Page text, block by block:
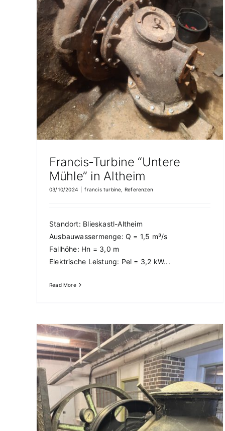
Francis-Turbine “Untere
Mühle” in Altheim
03/10/2024 francis turbine Referenzen
Standort: Blieskastl-Altheim
Ausbauwassermenge: Q = 1,5 m³/s
Fallhöhe: Hn = 3,0 m
Elektrische Leistung: Pel = 3,2 kW...
Read More